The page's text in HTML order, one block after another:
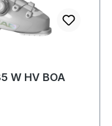
W HV BOA